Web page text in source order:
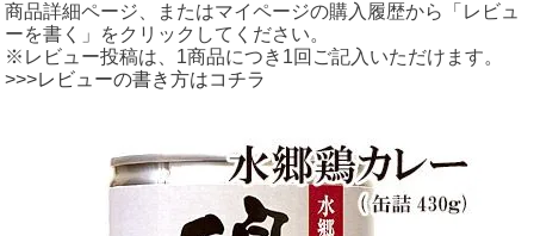
商品詳細ページ、またはマイページの購入履歴から「レビュ
ーを書く」をクリックしてください。
※レビュー投稿は、1商品につき1回ご記入いただけます。
>>>レビューの書き方はコチラ